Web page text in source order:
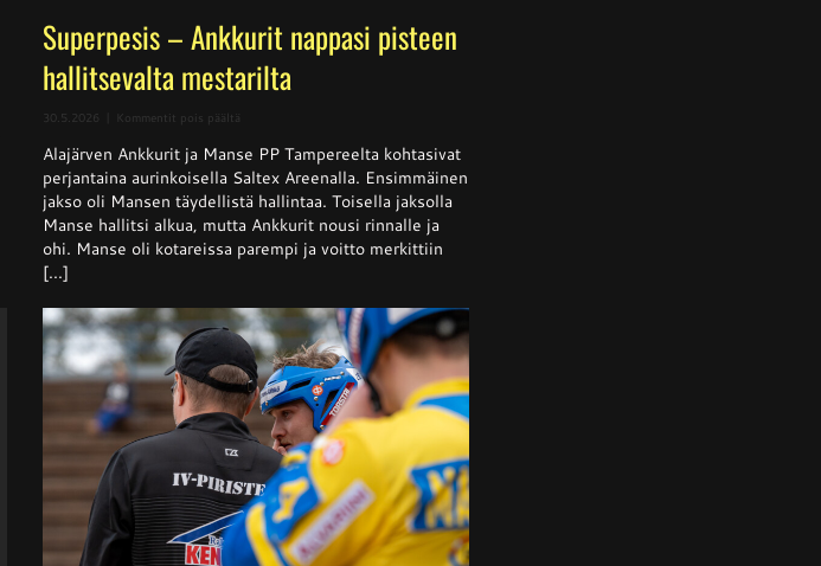
Superpesis – Ankkurit nappasi pisteen
hallitsevalta mestarilta
30.5.2026 Kommentit pois päältä
–
Ankkurit
nappasi
pisteen
hallitsevalta
Alajärven Ankkurit ja Manse PP Tampereelta kohtasivat
perjantaina aurinkoisella Saltex Areenalla. Ensimmäinen
jakso oli Mansen täydellistä hallintaa. Toisella jaksolla
Manse hallitsi alkua, mutta Ankkurit nousi rinnalle ja
ohi. Manse oli kotareissa parempi ja voitto merkittiin
[...]